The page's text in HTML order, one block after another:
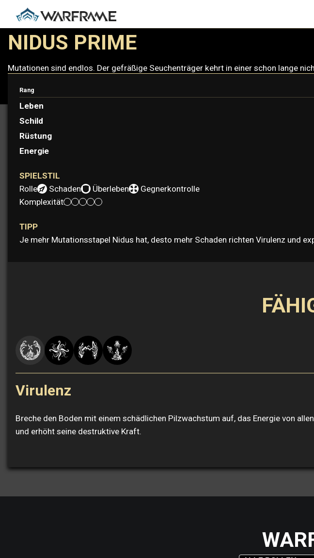
NIDUS PRIME
Mutationen sind endlos. Der gefräßige Seuchenträger kehrt in einer schon lange
Rang
Leben
Schild
Rüstung
Energie
SPIELSTIL
Rolle:
Schaden Überleben
Gegnerkontrolle
Komplexität:
TIPP
Je mehr Mutationsstapel Nidus hat, desto mehr Schaden richten Virulenz und
Virulenz
Breche den Boden mit einem schädlichen Pilzwachstum auf, das Energie von
und erhöht seine destruktive Kraft.